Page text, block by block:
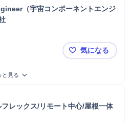
（宇宙コンポーネントエンジ
Space
気になる
と見る
フレックス/リモート中心/屋根一体